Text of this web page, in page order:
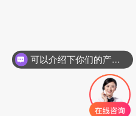
你们是怎么收费的呢